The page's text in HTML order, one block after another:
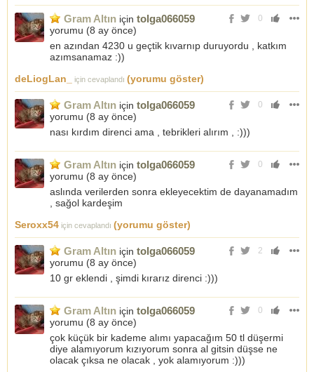
0
Gram Altın için tolga066059
yorumu (8 ay önce)
en azından 4230 u geçtik kıvarnıp duruyordu , katkım
azımsanamaz :))
deLiogLan_
için cevaplandı (yorumu göster)
0
Gram Altın için tolga066059
yorumu (8 ay önce)
nası kırdım direnci ama , tebrikleri alırım , :)))
0
Gram Altın için tolga066059
yorumu (8 ay önce)
aslında verilerden sonra ekleyecektim de dayanamadım
, sağol kardeşim
Seroxx54 için cevaplandı (yorumu göster)
2
Gram Altın için tolga066059
yorumu (8 ay önce)
10 gr eklendi , şimdi kırarız direnci :)))
0
Gram Altın için tolga066059
yorumu (8 ay önce)
çok küçük bir kademe alımı yapacağım 50 tl düşermi
diye alamıyorum kızıyorum sonra al gitsin düşse ne
olacak çıksa ne olacak , yok alamıyorum :)))